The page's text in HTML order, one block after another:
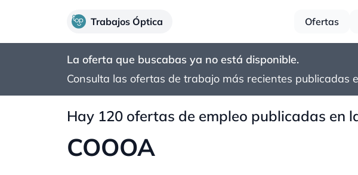
Trabajos Óptica Ofertas
La oferta que buscabas ya no está disponible.
Consulta las ofertas de trabajo más recientes publicadas
Hay 120 ofertas de empleo publicadas en
COOOA